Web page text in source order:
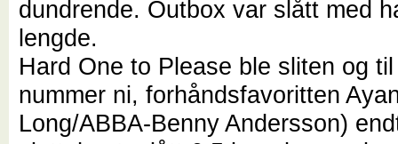
dundrende. Outbox var slått med
lengde.
Hard One to Please ble sliten og
nummer ni, forhåndsfavoritten
Long/ABBA-Benny Andersson)